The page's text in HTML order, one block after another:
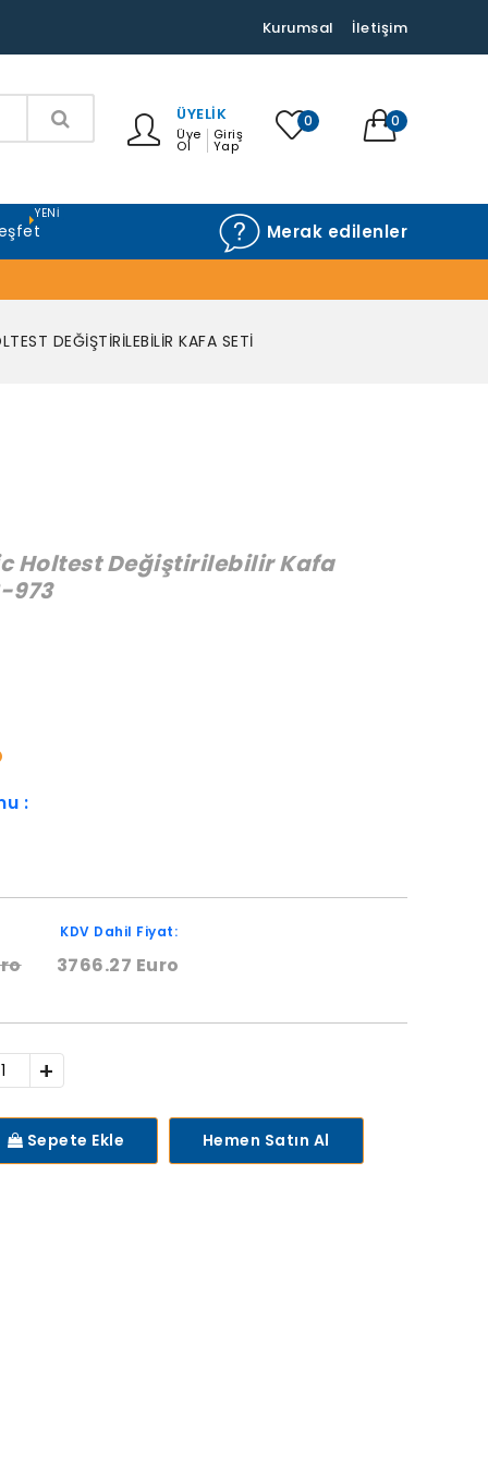
Kurumsal İletişim
ÜYELIK
Üye
Ol
Giriş
Yap
0 0
YENI
Merak edilenler
DEĞİŞTİRİLEBİLİR KAFA SETİ
Holtest Değiştirilebilir Kafa
973
:
KDV Dahil Fiyat:
3766.27 Euro
+
Sepete Ekle Hemen Satın Al